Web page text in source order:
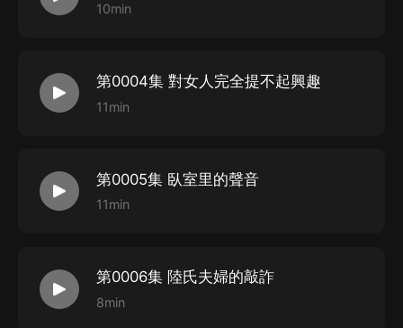
10min
第0004集 對女人完全提不起興趣
11min
第0005集 臥室里的聲音
11min
第0006集 陸氏夫婦的敲詐
8min